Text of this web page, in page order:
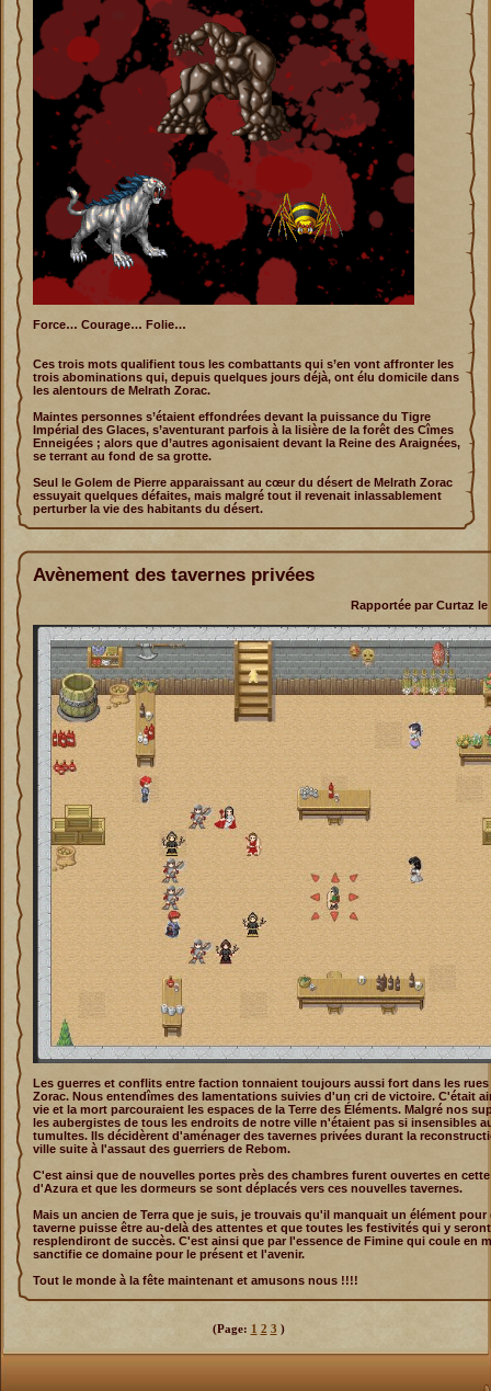
Force… Courage… Folie…
Ces trois mots qualifient tous les combattants qui s’en vont affronter les
trois abominations qui, depuis quelques jours déjà, ont élu domicile dans
les alentours de Melrath Zorac.
Maintes personnes s’étaient effondrées devant la puissance du Tigre
Impérial des Glaces, s’aventurant parfois à la lisière de la forêt des Cîmes
Enneigées ; alors que d’autres agonisaient devant la Reine des Araignées,
se terrant au fond de sa grotte.
Seul le Golem de Pierre apparaissant au cœur du désert de Melrath Zorac
essuyait quelques défaites, mais malgré tout il revenait inlassablement
perturber la vie des habitants du désert.
Avènement des tavernes privées
Rapportée par Curtaz le
Les guerres et conflits entre faction tonnaient toujours aussi fort dans les rues
Zorac. Nous entendîmes des lamentations suivies d'un cri de victoire. C'était
vie et la mort parcouraient les espaces de la Terre des Éléments. Malgré nos
les aubergistes de tous les endroits de notre ville n'étaient pas si insensibles
tumultes. Ils décidèrent d'aménager des tavernes privées durant la
ville suite à l'assaut des guerriers de Rebom.
C'est ainsi que de nouvelles portes près des chambres furent ouvertes en
d'Azura et que les dormeurs se sont déplacés vers ces nouvelles tavernes.
Mais un ancien de Terra que je suis, je trouvais qu'il manquait un élément pour
taverne puisse être au-delà des attentes et que toutes les festivités qui y
resplendiront de succès. C'est ainsi que par l'essence de Fimine qui coule en
sanctifie ce domaine pour le présent et l'avenir.
Tout le monde à la fête maintenant et amusons nous !!!!
(Page: 1 2 3 )